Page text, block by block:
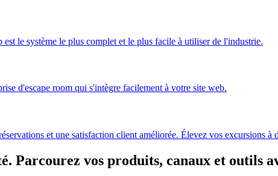
le système le plus complet et le plus facile à utiliser de l'industrie.
d'escape room qui s'intègre facilement à votre site web.
et une satisfaction client améliorée. Élevez vos excursions à
Parcourez vos produits, canaux et outils